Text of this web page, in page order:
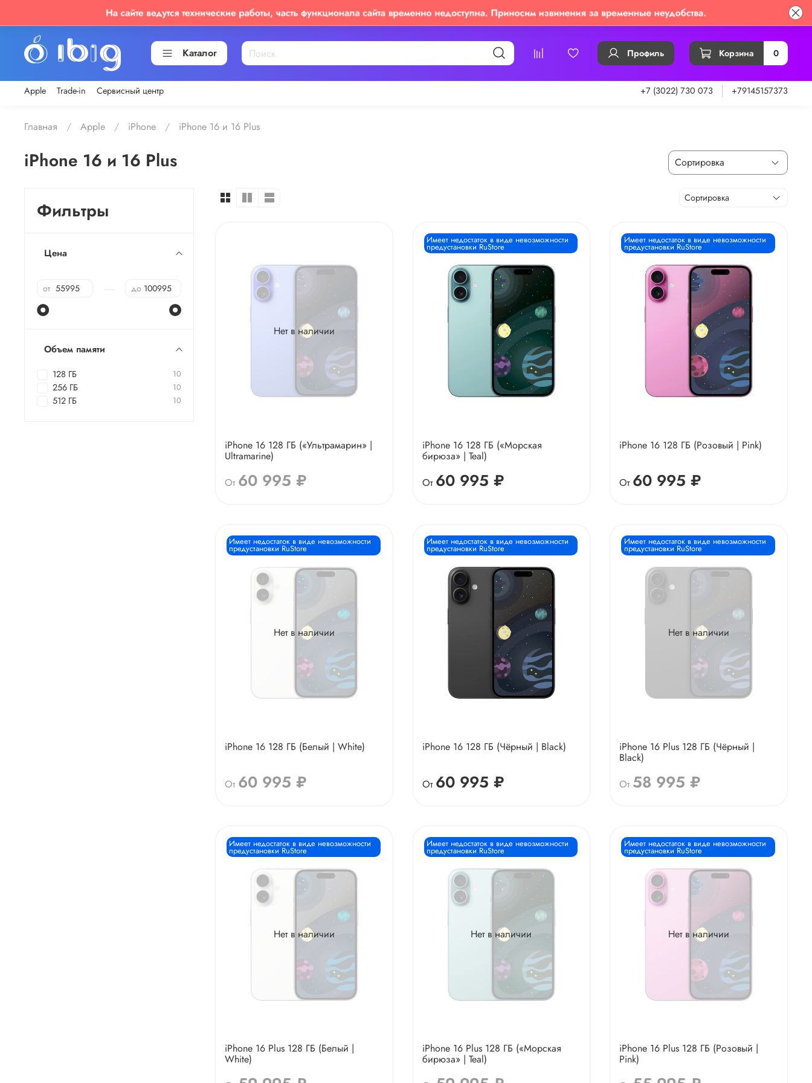
Каталог Профиль Корзина 0
Apple Trade-in Сервисный центр +7 (3022) 730 073 +79145157373
Главная Apple iPhone iPhone 16 и 16 Plus
iPhone 16 и 16 Plus
Нет в наличии
iPhone 16 128 ГБ («Ультрамарин» |
Ultramarine)
От 60 995 ₽
Имеет недостаток в виде невозможности
предустановки RuStore
iPhone 16 128 ГБ («Морская
бирюза» | Teal)
От 60 995 ₽
Имеет недостаток в виде невозможности
предустановки RuStore
iPhone 16 128 ГБ (Розовый | Pink)
От 60 995 ₽
Нет в наличии
Имеет недостаток в виде невозможности
предустановки RuStore
iPhone 16 128 ГБ (Белый | White)
От 60 995 ₽
Имеет недостаток в виде невозможности
предустановки RuStore
iPhone 16 128 ГБ (Чёрный | Black)
От 60 995 ₽
Нет в наличии
Имеет недостаток в виде невозможности
предустановки RuStore
iPhone 16 Plus 128 ГБ (Чёрный |
Black)
От 58 995 ₽
Нет в наличии
Имеет недостаток в виде невозможности
предустановки RuStore
iPhone 16 Plus 128 ГБ (Белый |
White)
Нет в наличии
Имеет недостаток в виде невозможности
предустановки RuStore
iPhone 16 Plus 128 ГБ («Морская
бирюза» | Teal)
Нет в наличии
Имеет недостаток в виде невозможности
предустановки RuStore
iPhone 16 Plus 128 ГБ (Розовый |
Pink)
Фильтры
Цена
от до
Объем памяти
128 ГБ 10
256 ГБ 10
512 ГБ 10